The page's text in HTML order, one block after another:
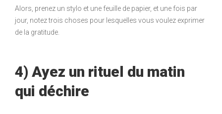
Alors, prenez un stylo et une feuille de papier, et une fois par
jour, notez trois choses pour lesquelles vous voulez exprimer
de la gratitude.
4) Ayez un rituel du matin
qui déchire